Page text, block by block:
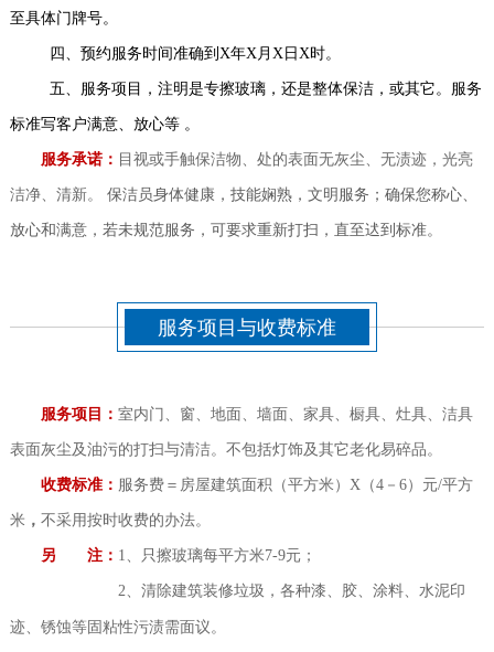
至具体门牌号。
四、预约服务时间准确到X年X月X日X时。
五、服务项目，注明是专擦玻璃，还是整体保洁，或其它。服务
标准写客户满意、放心等 。
服务承诺： 目视或手触保洁物、处的表面无灰尘、无渍迹，光亮
洁净、清新。 保洁员身体健康，技能娴熟，文明服务；确保您称心、
放心和满意，若未规范服务，可要求重新打扫，直至迖到标准。
服务项目与收费标准
服务项目： 室内门、窗、地面、墙面、家具、橱具、灶具、洁具
表面灰尘及油污的打扫与清洁。不包括灯饰及其它老化易碎品。
收费标准： 服务费＝房屋建筑面积（平方米）X（4－6）元/平方
米 ， 不采用按时收费的办法。
另 注： 1、只擦玻璃每平方米7-9元；
2、清除建筑装修垃圾， 各种漆、胶、涂料、水泥印
迹、锈蚀等固粘性污渍需面议。